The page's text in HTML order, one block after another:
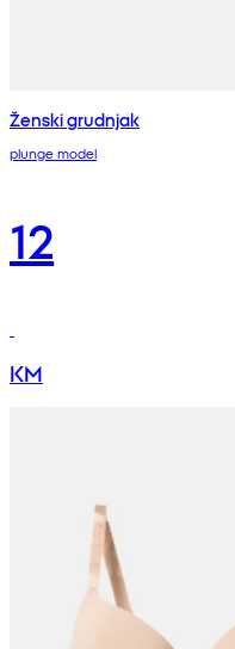
Ženski grudnjak
plunge model
12
KM